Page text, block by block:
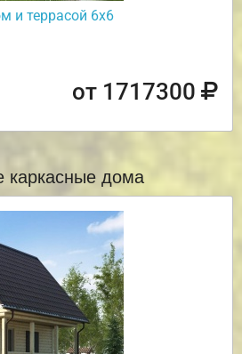
и террасой 6х6
от 1717300
каркасные дома